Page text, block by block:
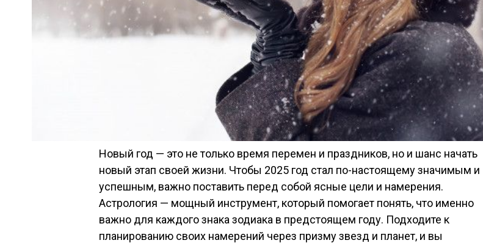
Новый год — это не только время перемен и праздников, но и шанс начать
новый этап своей жизни. Чтобы 2025 год стал по-настоящему значимым и
успешным, важно поставить перед собой ясные цели и намерения.
Астрология — мощный инструмент, который помогает понять, что именно
важно для каждого знака зодиака в предстоящем году. Подходите к
планированию своих намерений через призму звезд и планет, и вы